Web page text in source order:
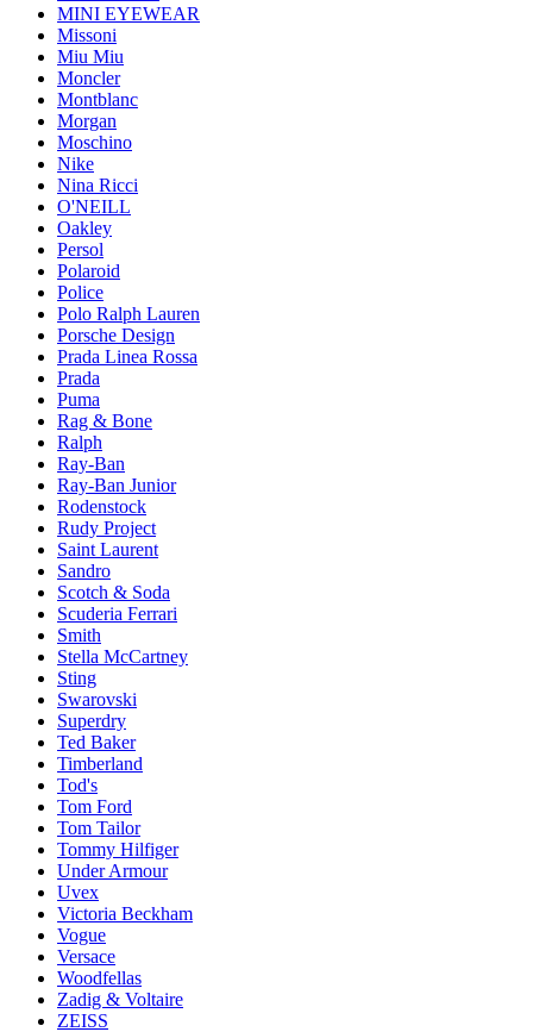
MINI EYEWEAR
Missoni
Miu Miu
Moncler
Montblanc
Morgan
Moschino
Nike
Nina Ricci
O'NEILL
Oakley
Persol
Polaroid
Police
Polo Ralph Lauren
Porsche Design
Prada Linea Rossa
Prada
Puma
Rag & Bone
Ralph
Ray-Ban
Ray-Ban Junior
Rodenstock
Rudy Project
Saint Laurent
Sandro
Scotch & Soda
Scuderia Ferrari
Smith
Stella McCartney
Sting
Swarovski
Superdry
Ted Baker
Timberland
Tod's
Tom Ford
Tom Tailor
Tommy Hilfiger
Under Armour
Uvex
Victoria Beckham
Vogue
Versace
Woodfellas
Zadig & Voltaire
ZEISS